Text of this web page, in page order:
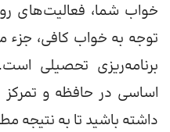
خواب شما، فعالیت‌های
توجه به خواب کافی، جزء
برنامه‌ریزی تحصیلی
اساسی در حافظه و تمرکز
داشته باشید تا به نتیجه